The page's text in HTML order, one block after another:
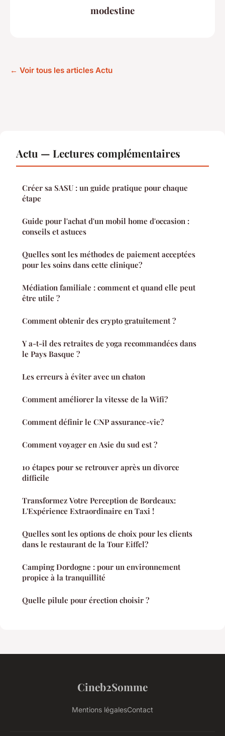
modestine
← Voir tous les articles Actu
Actu — Lectures complémentaires
Créer sa SASU : un guide pratique pour chaque
étape
Guide pour l'achat d'un mobil home d'occasion :
conseils et astuces
Quelles sont les méthodes de paiement acceptées
pour les soins dans cette clinique?
Médiation familiale : comment et quand elle peut
être utile ?
Comment obtenir des crypto gratuitement ?
Y a-t-il des retraites de yoga recommandées dans
le Pays Basque ?
Les erreurs à éviter avec un chaton
Comment améliorer la vitesse de la Wifi?
Comment définir le CNP assurance-vie?
Comment voyager en Asie du sud est ?
10 étapes pour se retrouver après un divorce
difficile
Transformez Votre Perception de Bordeaux:
L'Expérience Extraordinaire en Taxi !
Quelles sont les options de choix pour les clients
dans le restaurant de la Tour Eiffel?
Camping Dordogne : pour un environnement
propice à la tranquillité
Quelle pilule pour érection choisir ?
Cineb2Somme
Mentions légalesContact